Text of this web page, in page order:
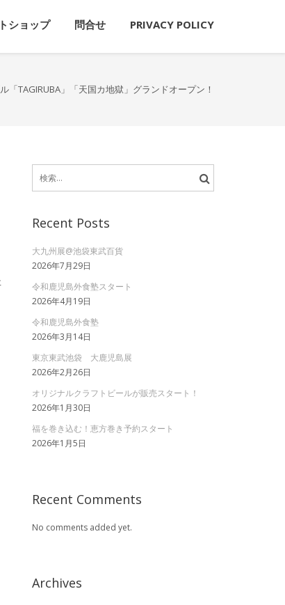
ショップ 問合せ PRIVACY POLICY
「TAGIRUBA」「天国カ地獄」グランドオープン！
索:
Recent Posts
大九州展@池袋東武百貨
2026年7月29日
令和鹿児島外食塾スタート
2026年4月19日
令和鹿児島外食塾
2026年3月14日
東京東武池袋 大鹿児島展
2026年2月26日
オリジナルクラフトビールが販売スタート！
2026年1月30日
福を巻き込む！恵方巻き予約スタート
2026年1月5日
Recent Comments
No comments added yet.
Archives